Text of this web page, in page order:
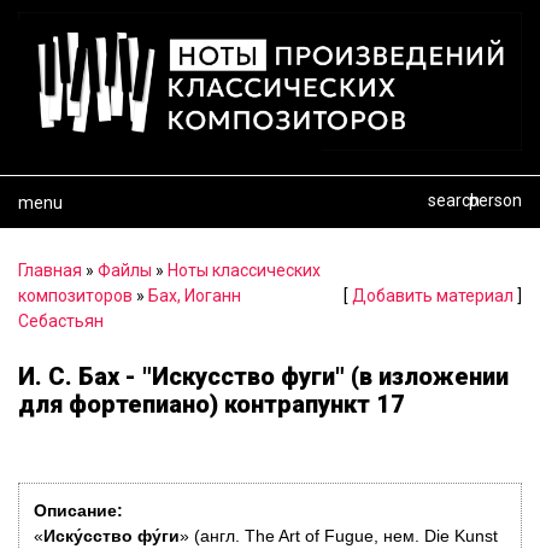
menu person
search
Главная » Файлы » Ноты классических
композиторов » Бах, Иоганн
Себастьян
[ Добавить материал ]
И. С. Бах - "Искусство фуги" (в изложении
для фортепиано) контрапункт 17
Описание:
«Иску́сство фу́ги» (англ. The Art of Fugue, нем. Die Kunst